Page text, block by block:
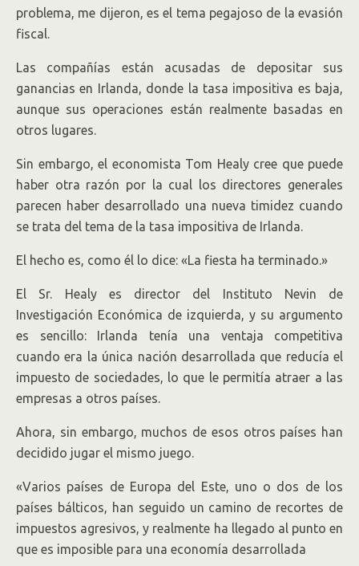
problema, me dijeron, es el tema pegajoso de la evasión
fiscal.
Las compañías están acusadas de depositar sus
ganancias en Irlanda, donde la tasa impositiva es baja,
aunque sus operaciones están realmente basadas en
otros lugares.
Sin embargo, el economista Tom Healy cree que puede
haber otra razón por la cual los directores generales
parecen haber desarrollado una nueva timidez cuando
se trata del tema de la tasa impositiva de Irlanda.
El hecho es, como él lo dice: «La fiesta ha terminado.»
El Sr. Healy es director del Instituto Nevin de
Investigación Económica de izquierda, y su argumento
es sencillo: Irlanda tenía una ventaja competitiva
cuando era la única nación desarrollada que reducía el
impuesto de sociedades, lo que le permitía atraer a las
empresas a otros países.
Ahora, sin embargo, muchos de esos otros países han
decidido jugar el mismo juego.
«Varios países de Europa del Este, uno o dos de los
países bálticos, han seguido un camino de recortes de
impuestos agresivos, y realmente ha llegado al punto en
que es imposible para una economía desarrollada